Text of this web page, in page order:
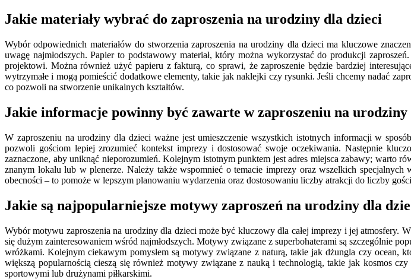
Jakie materiały wybrać do zaproszenia na urodziny dla dzieci
Wybór odpowiednich materiałów do stworzenia zaproszenia na urodziny dla dzieci ma kluczowe
uwagę najmłodszych. Papier to podstawowy materiał, który można wykorzystać do produkcji
projektowi. Można również użyć papieru z fakturą, co sprawi, że zaproszenie będzie bardziej
wytrzymałe i mogą pomieścić dodatkowe elementy, takie jak naklejki czy rysunki. Jeśli chcemy nadać
co pozwoli na stworzenie unikalnych kształtów.
Jakie informacje powinny być zawarte w zaproszeniu na urodziny
W zaproszeniu na urodziny dla dzieci ważne jest umieszczenie wszystkich istotnych informacji w
pozwoli gościom lepiej zrozumieć kontekst imprezy i dostosować swoje oczekiwania. Następnie
zaznaczone, aby uniknąć nieporozumień. Kolejnym istotnym punktem jest adres miejsca zabawy; warto
znanym lokalu lub w plenerze. Należy także wspomnieć o temacie imprezy oraz wszelkich
obecności – to pomoże w lepszym planowaniu wydarzenia oraz dostosowaniu liczby atrakcji do liczby
Jakie są najpopularniejsze motywy zaproszeń na urodziny dla
Wybór motywu zaproszenia na urodziny dla dzieci może być kluczowy dla całej imprezy i jej
się dużym zainteresowaniem wśród najmłodszych. Motywy związane z superbohaterami są szczególnie
wróżkami. Kolejnym ciekawym pomysłem są motywy związane z naturą, takie jak dżungla czy ocean,
większą popularnością cieszą się również motywy związane z nauką i technologią, takie jak kosmos
sportowymi lub drużynami piłkarskimi.